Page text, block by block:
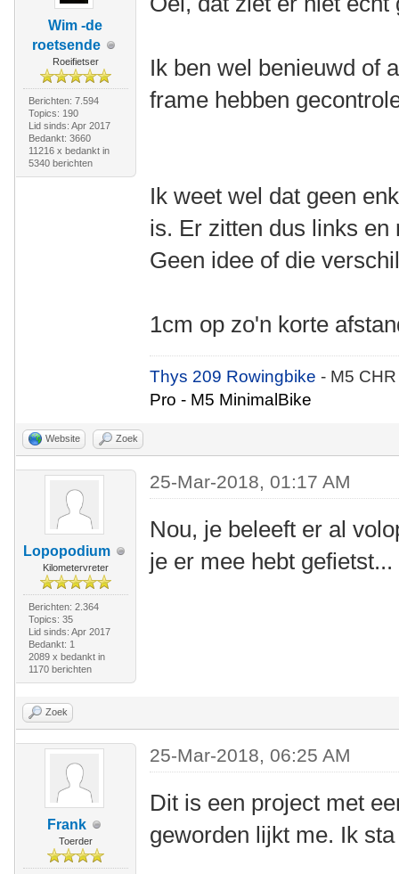
Wim -de
roetsende
Roeifietser
Berichten: 7.594
Topics: 190
Lid sinds: Apr 2017
Bedankt: 3660
11216 x bedankt in
5340 berichten
Ik ben wel benieuwd of
frame hebben
Ik weet wel dat geen
is. Er zitten dus links
Geen idee of die
1cm op zo'n korte
Thys 209 Rowingbike- M5
Pro - M5 MinimalBike
Website Zoek
Lopopodium
Kilometervreter
Berichten: 2.364
Topics: 35
Lid sinds: Apr 2017
Bedankt: 1
2089 x bedankt in
1170 berichten
25-Mar-2018, 01:17 AM
Nou, je beleeft er al
je er mee hebt gefietst...
Zoek
Frank
Toerder
25-Mar-2018, 06:25 AM
Dit is een project met
geworden lijkt me. Ik